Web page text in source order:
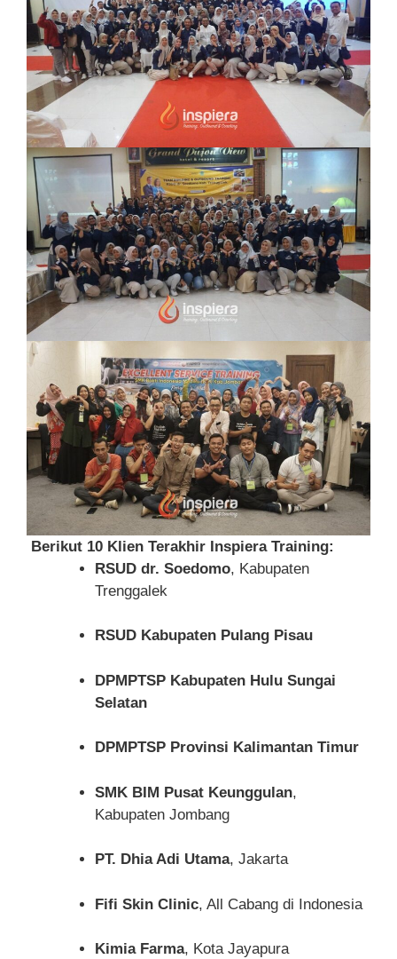
Berikut 10 Klien Terakhir Inspiera Training:
RSUD dr. Soedomo, Kabupaten
Trenggalek
RSUD Kabupaten Pulang Pisau
DPMPTSP Kabupaten Hulu Sungai
Selatan
DPMPTSP Provinsi Kalimantan Timur
SMK BIM Pusat Keunggulan,
Kabupaten Jombang
PT. Dhia Adi Utama, Jakarta
Fifi Skin Clinic, All Cabang di Indonesia
Kimia Farma, Kota Jayapura